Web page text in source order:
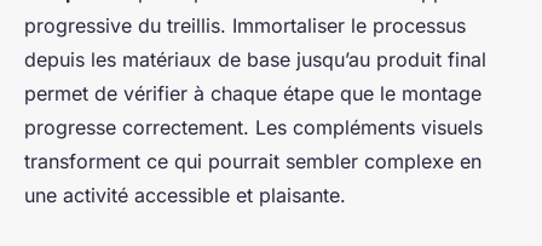
progressive du treillis. Immortaliser le processus
depuis les matériaux de base jusqu’au produit final
permet de vérifier à chaque étape que le montage
progresse correctement. Les compléments visuels
transforment ce qui pourrait sembler complexe en
une activité accessible et plaisante.